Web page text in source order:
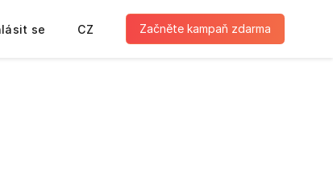
se CZ Začněte kampaň zdarma